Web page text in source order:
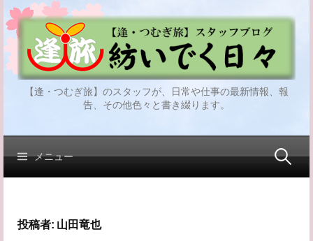
コ
ン
テ
ン
【逢・つむぎ旅】のスタッフが、日常や仕事の最新情報、報
告、その他色々と書き綴ります。
メニュー 検
投稿者: 山田竜也